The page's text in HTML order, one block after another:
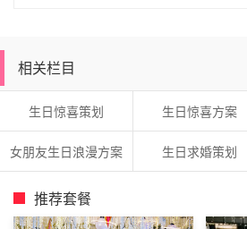
大，会影响蛋糕的蓬松度，
中泡开的婴儿奶粉50g（1岁小宝宝
日常喝的奶粉最安全了）
婴儿核桃油40g
康，用婴儿核桃油代替也很香）
相关栏目
生日惊喜策划 生日惊喜方案
女朋友生日浪漫方案 生日求婚策划
推荐套餐